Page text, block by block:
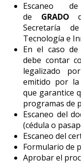
Escaneo
de GRADO
Secretaría
Tecnología e
En el caso
debe contar
legalizado
emitido por
que garantice
programas de
Escaneo del
(cédula o
Escaneo del
Formulario de
Aprobar el